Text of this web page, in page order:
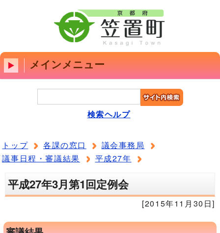
メインメニュー
検索ヘルプ
トップ 各課の窓口
議会事務局
議事日程・審議結果
平成27年
平成27年3月第1回定例会
[2015年11月30日]